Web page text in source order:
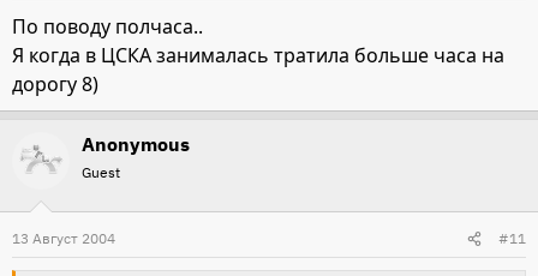
По поводу полчаса..
Я когда в ЦСКА занималась тратила больше часа на
дорогу 8)
Anonymous
Guest
13 Август 2004 #11